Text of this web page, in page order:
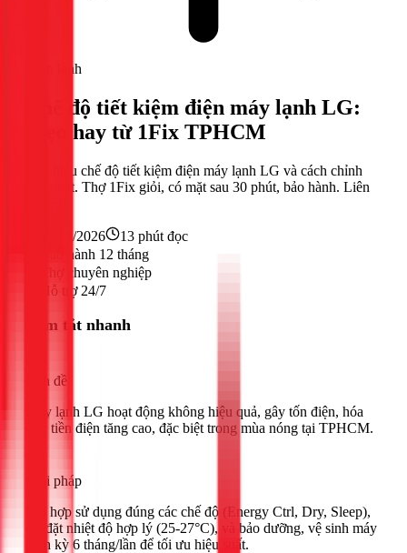
Điện lạnh
Chế độ tiết kiệm điện máy lạnh LG:
Mẹo hay từ 1Fix TPHCM
Tìm hiểu chế độ tiết kiệm điện máy lạnh LG và cách chỉnh
mát nhất. Thợ 1Fix giỏi, có mặt sau 30 phút, bảo hành. Liên
25/02/2026 13 phút đọc
Bảo hành 12 tháng
Thợ chuyên nghiệp
Hỗ trợ 24/7
Tóm tắt nhanh
Vấn đề
Máy lạnh LG hoạt động không hiệu quả, gây tốn điện, hóa
đơn tiền điện tăng cao, đặc biệt trong mùa nóng tại TPHCM.
Giải pháp
Kết hợp sử dụng đúng các chế độ (Energy Ctrl, Dry, Sleep),
cài đặt nhiệt độ hợp lý (25-27°C), và bảo dưỡng, vệ sinh máy
định kỳ 6 tháng/lần để tối ưu hiệu suất.